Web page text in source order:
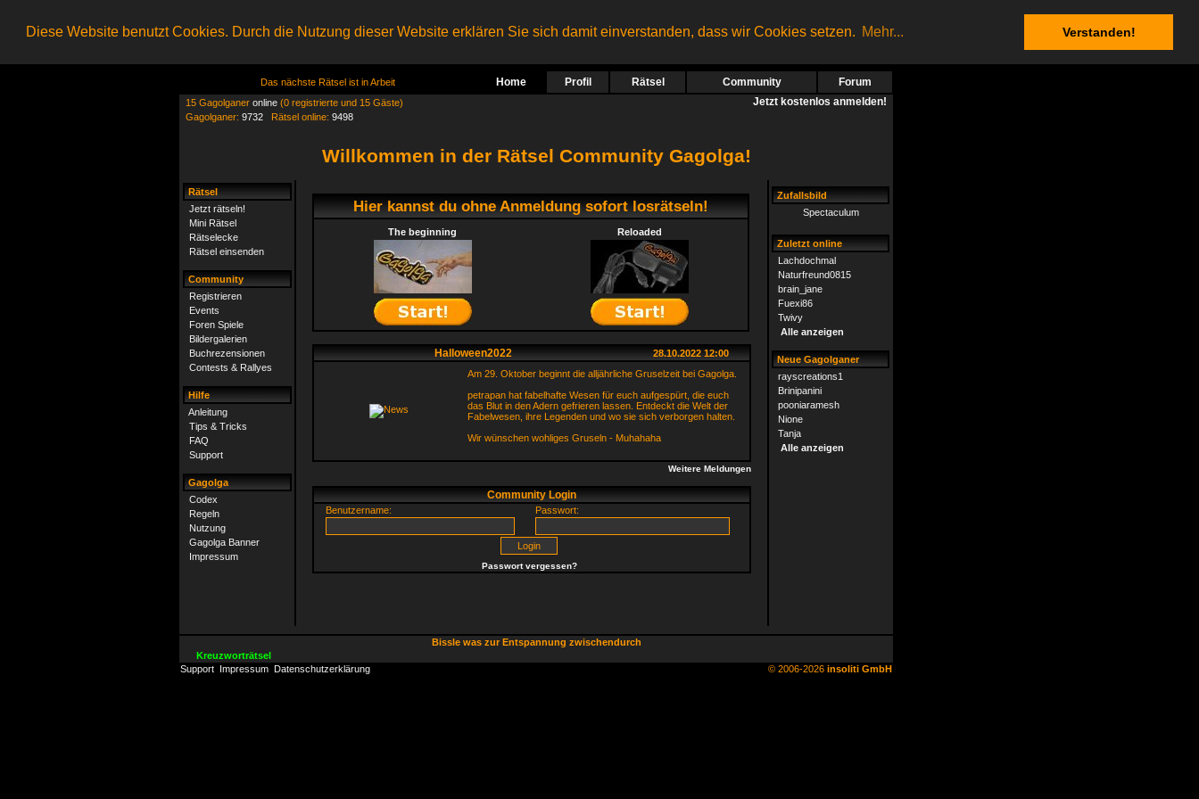
Diese Website benutzt Cookies. Durch die Nutzung dieser Website erklären Sie sich damit einverstanden, dass wir Cookies setzen. Mehr... Verstanden!
Das nächste Rätsel ist in Arbeit Home Profil Rätsel Community Forum
15 Gagolganer online (0 registrierte und 15 Gäste)
Gagolganer: 9732 Rätsel online: 9498
Jetzt kostenlos anmelden!
Willkommen in der Rätsel Community Gagolga!
Rätsel
Jetzt rätseln!
Mini Rätsel
Rätselecke
Rätsel einsenden
Community
Registrieren
Events
Foren Spiele
Bildergalerien
Buchrezensionen
Contests & Rallyes
Hilfe
Anleitung
Tips & Tricks
FAQ
Support
Gagolga
Codex
Regeln
Nutzung
Gagolga Banner
Impressum
Hier kannst du ohne Anmeldung sofort losrätseln!
The beginning Reloaded
Halloween2022
28.10.2022 12:00
Am 29. Oktober beginnt die alljährliche Gruselzeit bei Gagolga.
petrapan hat fabelhafte Wesen für euch aufgespürt, die euch
das Blut in den Adern gefrieren lassen. Entdeckt die Welt der
Fabelwesen, ihre Legenden und wo sie sich verborgen halten.
Wir wünschen wohliges Gruseln - Muhahaha
Weitere Meldungen
Community Login
Benutzername: Passwort:
Passwort vergessen?
Zufallsbild
Spectaculum
Zuletzt online
Lachdochmal
Naturfreund0815
brain_jane
Fuexi86
Twivy
Alle anzeigen
Neue Gagolganer
rayscreations1
Brinipanini
pooniaramesh
Nione
Tanja
Alle anzeigen
Bissle was zur Entspannung zwischendurch
Kreuzworträtsel
Support Impressum Datenschutzerklärung © 2006-2026 insoliti GmbH